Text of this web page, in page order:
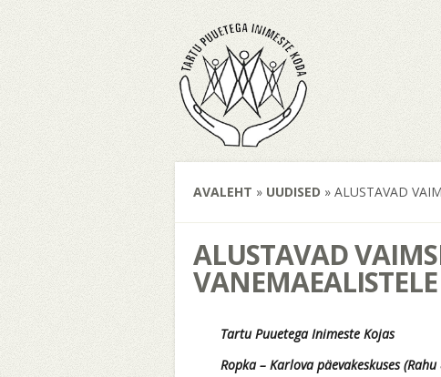
AVALEHT » UUDISED » ALUSTAVAD
ALUSTAVAD
VANEMAEALISTELE
Tartu Puuetega Inimeste
Ropka – Karlova päevakeskuses (Rahu